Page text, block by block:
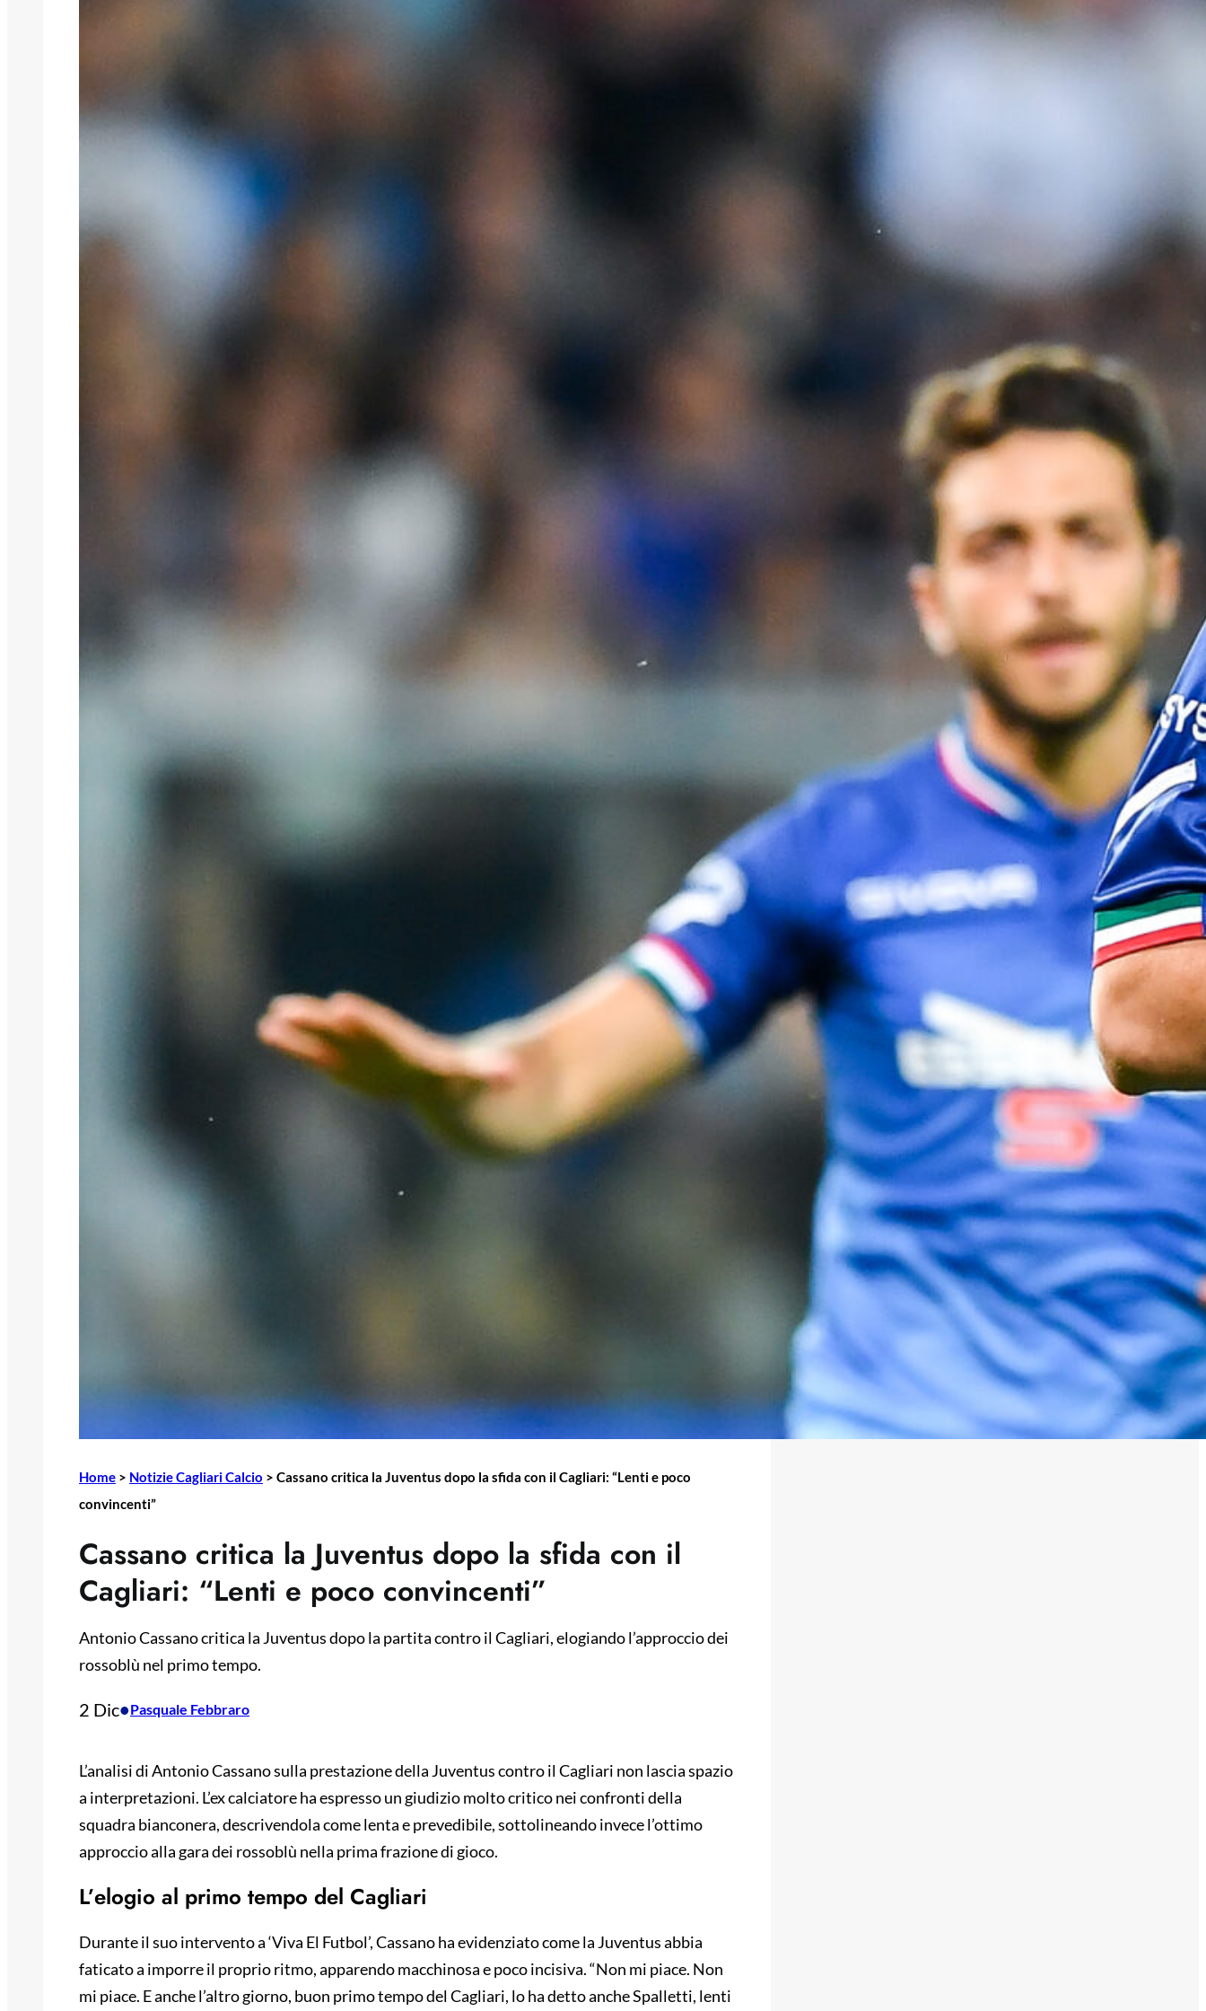
Home > Notizie Cagliari Calcio > Cassano critica la Juventus dopo la sfida con il Cagliari: “Lenti e poco
convincenti”
Cassano critica la Juventus dopo la sfida con il
Cagliari: “Lenti e poco convincenti”
Antonio Cassano critica la Juventus dopo la partita contro il Cagliari, elogiando l’approccio dei
rossoblù nel primo tempo.
2 Dic•Pasquale Febbraro
L’analisi di Antonio Cassano sulla prestazione della Juventus contro il Cagliari non lascia spazio
a interpretazioni. L’ex calciatore ha espresso un giudizio molto critico nei confronti della
squadra bianconera, descrivendola come lenta e prevedibile, sottolineando invece l’ottimo
approccio alla gara dei rossoblù nella prima frazione di gioco.
L’elogio al primo tempo del Cagliari
Durante il suo intervento a ‘Viva El Futbol’, Cassano ha evidenziato come la Juventus abbia
faticato a imporre il proprio ritmo, apparendo macchinosa e poco incisiva. “Non mi piace. Non
mi piace. E anche l’altro giorno, buon primo tempo del Cagliari, lo ha detto anche Spalletti, lenti
Palestra guarda a Zola: “Una
altri due acquisti
8 Agosto 2026